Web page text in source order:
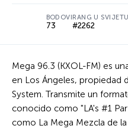
BODOVI
73
RANG U SVIJETU
#2262
Mega 96.3 (KXOL-FM) es
en Los Ángeles, propiedad
System. Transmite un
conocido como "LA's #1
como La Mega Mezcla de